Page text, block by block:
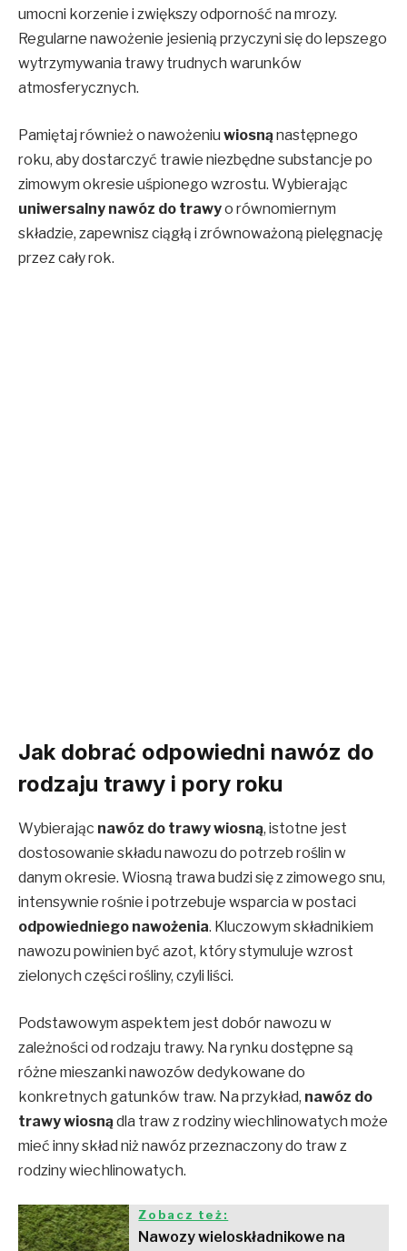
umocni korzenie i zwiększy odporność na mrozy.
Regularne nawożenie jesienią przyczyni się do lepszego
wytrzymywania trawy trudnych warunków
atmosferycznych.
Pamiętaj również o nawożeniu wiosną następnego
roku, aby dostarczyć trawie niezbędne substancje po
zimowym okresie uśpionego wzrostu. Wybierając
uniwersalny nawóz do trawyo równomiernym
składzie, zapewnisz ciągłą i zrównoważoną pielęgnację
przez cały rok.
Jak dobrać odpowiedni nawóz do
rodzaju trawy i pory roku
Wybierając nawóz do trawy wiosną, istotne jest
dostosowanie składu nawozu do potrzeb roślin w
danym okresie. Wiosną trawa budzi się z zimowego snu,
intensywnie rośnie i potrzebuje wsparcia w postaci
odpowiedniego nawożenia. Kluczowym składnikiem
nawozu powinien być azot, który stymuluje wzrost
zielonych części rośliny, czyli liści.
Podstawowym aspektem jest dobór nawozu w
zależności od rodzaju trawy. Na rynku dostępne są
różne mieszanki nawozów dedykowane do
konkretnych gatunków traw. Na przykład, nawóz do
trawy wiosną dla traw z rodziny wiechlinowatych może
mieć inny skład niż nawóz przeznaczony do traw z
rodziny wiechlinowatych.
Zobacz też:
Nawozy wieloskładnikowe na